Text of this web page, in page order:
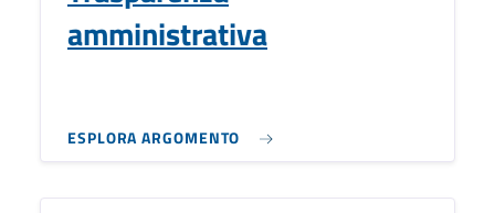
amministrativa
ESPLORA ARGOMENTO